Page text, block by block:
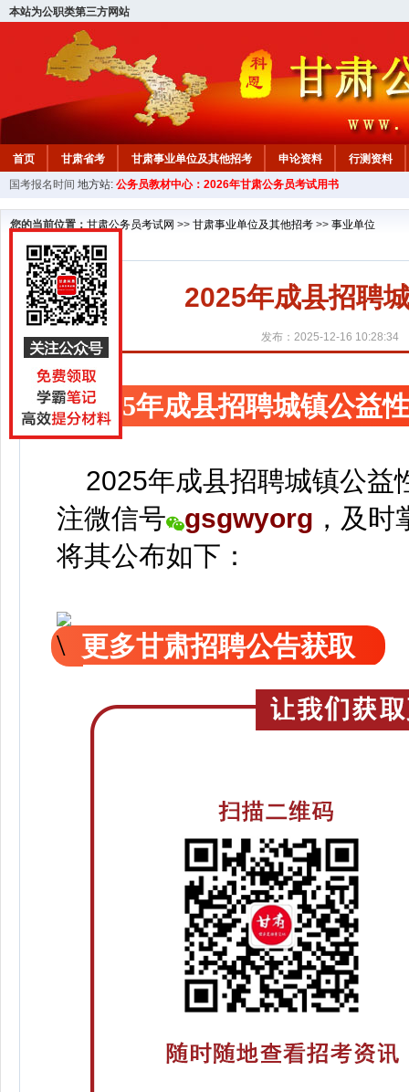
本站为公职类第三方网站
首页 甘肃省考 甘肃事业单位及其他招考 申论资料
行测资料
国考报名时间 地方站: 公务员教材中心：2026年甘肃公务员考试用书
您的当前位置： 甘肃公务员考试网 >> 甘肃事业单位及其他招考 >> 事业单位
2025年成县招聘
发布：2025-12-16 10:28:34
2025年成县招聘城镇公益
2025年成县招聘城镇公益
注微信号 gsgwyorg ， 及时
将其公布如下：
更多甘肃招聘公告获取